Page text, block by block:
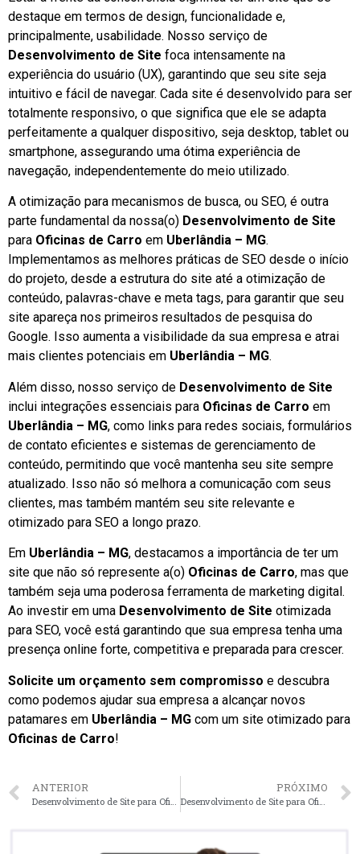
destaque em termos de design, funcionalidade e,
principalmente, usabilidade. Nosso serviço de
Desenvolvimento de Site foca intensamente na
experiência do usuário (UX), garantindo que seu site seja
intuitivo e fácil de navegar. Cada site é desenvolvido para ser
totalmente responsivo, o que significa que ele se adapta
perfeitamente a qualquer dispositivo, seja desktop, tablet ou
smartphone, assegurando uma ótima experiência de
navegação, independentemente do meio utilizado.
A otimização para mecanismos de busca, ou SEO, é outra
parte fundamental da nossa(o) Desenvolvimento de Site
para Oficinas de Carro em Uberlândia – MG.
Implementamos as melhores práticas de SEO desde o início
do projeto, desde a estrutura do site até a otimização de
conteúdo, palavras-chave e meta tags, para garantir que seu
site apareça nos primeiros resultados de pesquisa do
Google. Isso aumenta a visibilidade da sua empresa e atrai
mais clientes potenciais em Uberlândia – MG.
Além disso, nosso serviço de Desenvolvimento de Site
inclui integrações essenciais para Oficinas de Carro em
Uberlândia – MG, como links para redes sociais, formulários
de contato eficientes e sistemas de gerenciamento de
conteúdo, permitindo que você mantenha seu site sempre
atualizado. Isso não só melhora a comunicação com seus
clientes, mas também mantém seu site relevante e
otimizado para SEO a longo prazo.
Em Uberlândia – MG, destacamos a importância de ter um
site que não só represente a(o) Oficinas de Carro, mas que
também seja uma poderosa ferramenta de marketing digital.
Ao investir em uma Desenvolvimento de Site otimizada
para SEO, você está garantindo que sua empresa tenha uma
presença online forte, competitiva e preparada para crescer.
Solicite um orçamento sem compromisso e descubra
como podemos ajudar sua empresa a alcançar novos
patamares em Uberlândia – MG com um site otimizado para
Oficinas de Carro!
ANTERIOR PRÓXIMO